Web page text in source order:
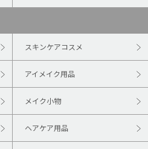
スキンケアコスメ
アイメイク用品
メイク小物
ヘアケア用品